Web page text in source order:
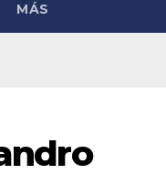
MÁS